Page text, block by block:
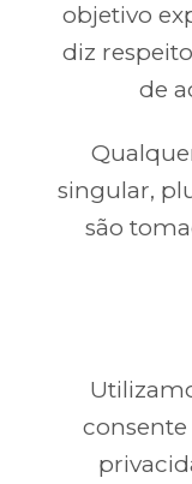
objetivo
diz
de
singular,
são